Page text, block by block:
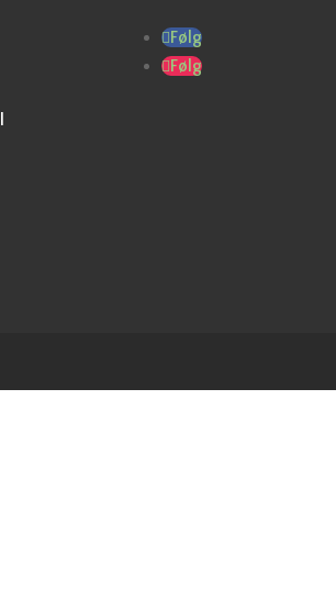
Følg
Følg